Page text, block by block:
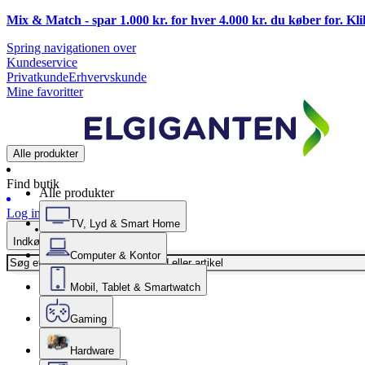
Mix & Match - spar 1.000 kr. for hver 4.000 kr. du køber for.
Spring navigationen over
Kundeservice
PrivatkundeErhvervskunde
Mine favoritter
Alle produkter
Find butik
Log ind
Indkøbskurv
Alle produkter
TV, Lyd & Smart Home
Computer & Kontor
Mobil, Tablet & Smartwatch
Gaming
Hardware